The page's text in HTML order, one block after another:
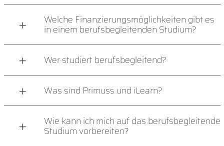
Welche Finanzierungsmöglichkeiten gibt es
in einem berufsbegleitenden Studium?
Wer studiert berufsbegleitend?
Was sind Primuss und iLearn?
Wie kann ich mich auf das berufsbegleitende
Studium vorbereiten?